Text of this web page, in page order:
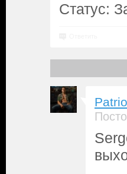
Статус: